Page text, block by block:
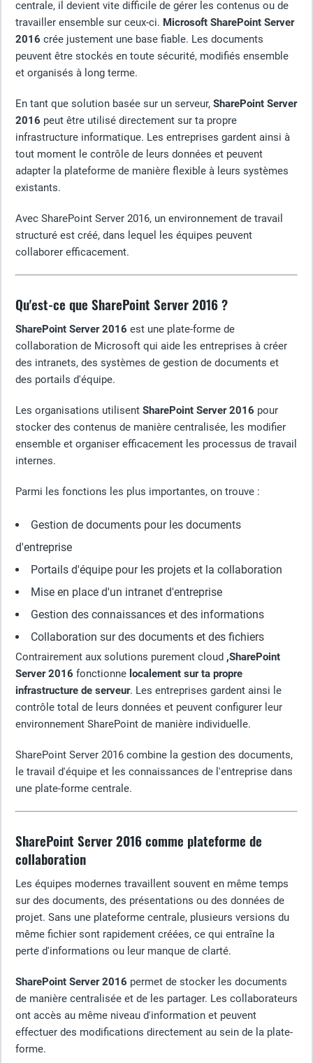
centrale, il devient vite difficile de gérer les contenus ou de
travailler ensemble sur ceux-ci. Microsoft SharePoint Server
2016 crée justement une base fiable. Les documents
peuvent être stockés en toute sécurité, modifiés ensemble
et organisés à long terme.
En tant que solution basée sur un serveur, SharePoint Server
2016 peut être utilisé directement sur ta propre
infrastructure informatique. Les entreprises gardent ainsi à
tout moment le contrôle de leurs données et peuvent
adapter la plateforme de manière flexible à leurs systèmes
existants.
Avec SharePoint Server 2016, un environnement de travail
structuré est créé, dans lequel les équipes peuvent
collaborer efficacement.
Qu'est-ce que SharePoint Server 2016 ?
SharePoint Server 2016 est une plate-forme de
collaboration de Microsoft qui aide les entreprises à créer
des intranets, des systèmes de gestion de documents et
des portails d'équipe.
Les organisations utilisent SharePoint Server 2016 pour
stocker des contenus de manière centralisée, les modifier
ensemble et organiser efficacement les processus de travail
internes.
Parmi les fonctions les plus importantes, on trouve :
Gestion de documents pour les documents
d'entreprise
Portails d'équipe pour les projets et la collaboration
Mise en place d'un intranet d'entreprise
Gestion des connaissances et des informations
Collaboration sur des documents et des fichiers
Contrairement aux solutions purement cloud ,SharePoint
Server 2016 fonctionne localement sur ta propre
infrastructure de serveur. Les entreprises gardent ainsi le
contrôle total de leurs données et peuvent configurer leur
environnement SharePoint de manière individuelle.
SharePoint Server 2016 combine la gestion des documents,
le travail d'équipe et les connaissances de l'entreprise dans
une plate-forme centrale.
SharePoint Server 2016 comme plateforme de
collaboration
Les équipes modernes travaillent souvent en même temps
sur des documents, des présentations ou des données de
projet. Sans une plateforme centrale, plusieurs versions du
même fichier sont rapidement créées, ce qui entraîne la
perte d'informations ou leur manque de clarté.
SharePoint Server 2016 permet de stocker les documents
de manière centralisée et de les partager. Les collaborateurs
ont accès au même niveau d'information et peuvent
effectuer des modifications directement au sein de la plate-
forme.